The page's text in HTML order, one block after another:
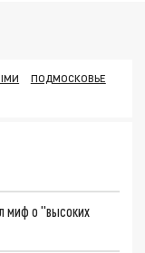
ПОДМОСКОВЬЕ
миф о "высоких